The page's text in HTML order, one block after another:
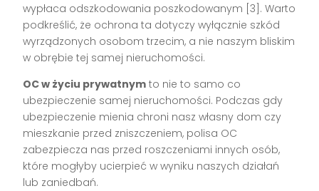
wypłaca odszkodowania poszkodowanym [3]. Warto
podkreślić, że ochrona ta dotyczy wyłącznie szkód
wyrządzonych osobom trzecim, a nie naszym bliskim
w obrębie tej samej nieruchomości.
OC w życiu prywatnym to nie to samo co
ubezpieczenie samej nieruchomości. Podczas gdy
ubezpieczenie mienia chroni nasz własny dom czy
mieszkanie przed zniszczeniem, polisa OC
zabezpiecza nas przed roszczeniami innych osób,
które mogłyby ucierpieć w wyniku naszych działań
lub zaniedbań.